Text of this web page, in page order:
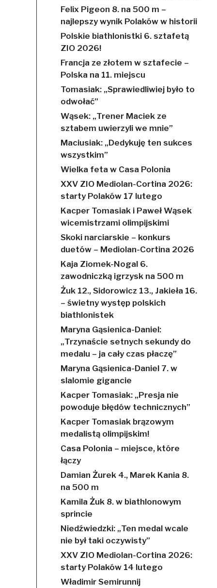
Felix Pigeon 8. na 500 m –
najlepszy wynik Polaków w historii
Polskie biathlonistki 6. sztafetą
ZIO 2026!
Francja ze złotem w sztafecie –
Polska na 11. miejscu
Tomasiak: „Sprawiedliwiej było to
odwołać”
Wąsek: „Trener Maciek ze
sztabem uwierzyli we mnie”
Maciusiak: „Dedykuję ten sukces
wszystkim”
Wielka feta w Casa Polonia
XXV ZIO Mediolan-Cortina 2026:
starty Polaków 17 lutego
Kacper Tomasiak i Paweł Wąsek
wicemistrzami olimpijskimi
Skoki narciarskie – konkurs
duetów – Mediolan-Cortina 2026
Kaja Ziomek-Nogal 6.
zawodniczką igrzysk na 500 m
Żuk 12., Sidorowicz 13., Jakieła 16.
– świetny występ polskich
biathlonistek
Maryna Gąsienica-Daniel:
„Trzynaście setnych sekundy do
medalu – ja cały czas płaczę”
Maryna Gąsienica-Daniel 7. w
slalomie gigancie
Kacper Tomasiak: „Presja nie
powoduje błędów technicznych”
Kacper Tomasiak brązowym
medalistą olimpijskim!
Casa Polonia – miejsce, które
łączy
Damian Żurek 4., Marek Kania 8.
na 500 m
Kamila Żuk 8. w biathlonowym
sprincie
Niedźwiedzki: „Ten medal wcale
nie był taki oczywisty”
XXV ZIO Mediolan-Cortina 2026:
starty Polaków 14 lutego
Władimir Semirunnij